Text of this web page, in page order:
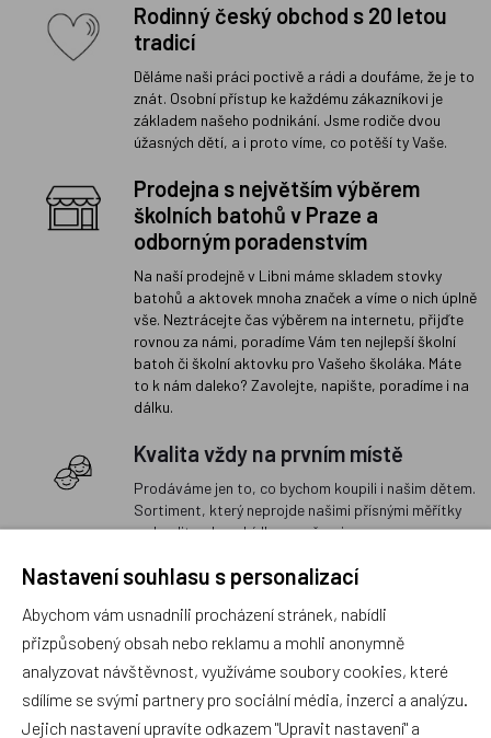
Rodinný český obchod s 20 letou
tradicí
Děláme naši práci poctivě a rádi a doufáme, že je to
znát. Osobní přístup ke každému zákazníkovi je
základem našeho podnikání. Jsme rodiče dvou
úžasných dětí, a i proto víme, co potěší ty Vaše.
Prodejna s největším výběrem
školních batohů v Praze a
odborným poradenstvím
Na naší prodejně v Libni máme skladem stovky
batohů a aktovek mnoha značek a víme o nich úplně
vše. Neztrácejte čas výběrem na internetu, přijďte
rovnou za námi, poradíme Vám ten nejlepší školní
batoh či školní aktovku pro Vašeho školáka. Máte
to k nám daleko? Zavolejte, napište, poradíme i na
dálku.
Kvalita vždy na prvním místě
Prodáváme jen to, co bychom koupili i našim dětem.
Sortiment, který neprojde našimi přísnými měřítky
na kvalitu, do nabídky nezařazujeme.
Rychlé vyřízení reklamace i na dálku
Pokud to povaha vady umožňuje (zjevná
neopravitelnost výrobku), reklamaci vyřídíme i na
základě pouhého zaslání fotografií na náš email a
vyměníme zboží kus za kus. Vždy se snažíme šetřit
Váš čas a peníze. Můžeme si to dovolit, protože
naše kvalitní zboží zákazníci téměř nereklamují.
Nastavení souhlasu s personalizací
Abychom vám usnadnili procházení stránek, nabídli
přizpůsobený obsah nebo reklamu a mohli anonymně
analyzovat návštěvnost, využíváme soubory cookies, které
sdílíme se svými partnery pro sociální média, inzerci a analýzu.
Jejich nastavení upravíte odkazem "Upravit nastavení" a